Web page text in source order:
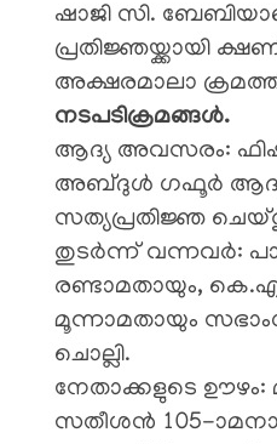
ഷാജി സി.
പ്രതിജ്ഞയ്ക്കായി
അക്ഷരമാലാ
നടപടിക്രമങ്ങൾ.
​ആദ്യ അവസരം:
അബ്ദുൾ ഗഫൂർ
സത്യപ്രതിജ്ഞ
​തുടർന്ന് വന്നവർ:
രണ്ടാമതായും,
മൂന്നാമതായും
ചൊല്ലി.
​നേതാക്കളുടെ ഊഴം:
സതീശൻ 105-